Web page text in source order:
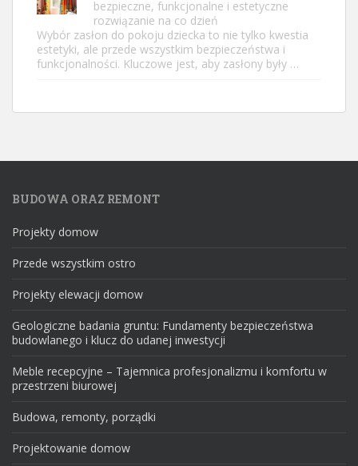
bezpieczne, funkcjonalne i estetyczne
rozwiązanie na co dzień
Wybór zasłon do pokoju dziecka to nie tylko kwestia
estetyki, ale przede wszystkim bezpieczeństwa i
funkcjonalności. Kluczowe jest, aby zasłony były …
BUDOWA ORAZ REMONT
Projekty domow
Przede wszystkim ostro
Projekty elewacji domow
Geologiczne badania gruntu: Fundamenty bezpieczeństwa
budowlanego i klucz do udanej inwestycji
Meble recepcyjne – Tajemnica profesjonalizmu i komfortu w
przestrzeni biurowej
Budowa, remonty, porządki
Projektowanie domow